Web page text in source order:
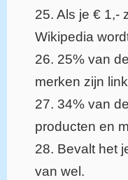
25. Als je € 1,-
Wikipedia
26. 25% van
merken zijn
27. 34% van
producten en
28. Bevalt het
van wel.